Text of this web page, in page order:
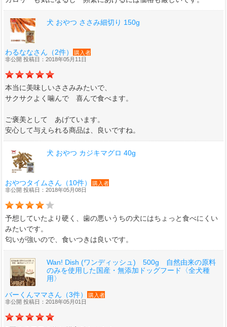
犬 おやつ ささみ細切り 150g
わるななさん（2件）
購入者
非公開 投稿日：2018年05月11日
本当に美味しいささみみたいで、
サクサクよく噛んで 喜んで食べます。
ご褒美として あげています。
安心して与えられる商品は、良いですね。
犬 おやつ カジキマグロ 40g
おやつタイムさん（10件）
購入者
非公開 投稿日：2018年05月08日
予想していたより硬く、歯の悪いうちの犬にはちょっと食べにくい
みたいです。
匂いが強いので、食いつきは良いです。
Wan! Dish (ワンディッシュ) 500g 自然由来の原料
のみを使用した国産・無添加ドッグフード〈全犬種
用〉
バーくんママさん（3件）
購入者
非公開 投稿日：2018年05月01日